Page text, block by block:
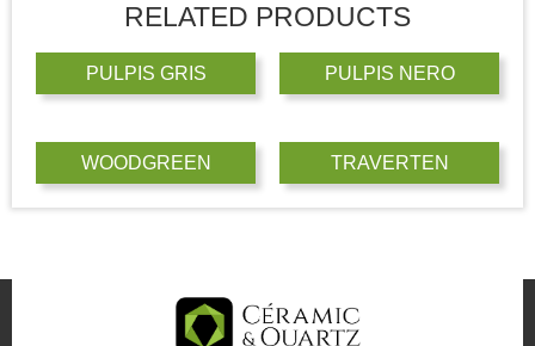
RELATED PRODUCTS
PULPIS GRIS PULPIS NERO
WOODGREEN TRAVERTEN